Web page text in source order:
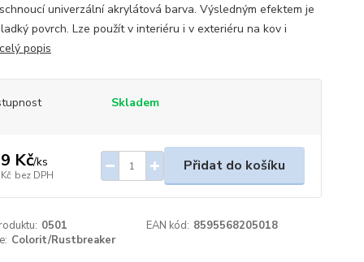
univerzální akrylátová barva. Výsledným efektem je
povrch. Lze použít v interiéru i v exteriéru na kov i
popis
Skladem
Kč/ks
bez DPH
Přidat do košíku
0501 EAN kód: 8595568205018
Colorit/Rustbreaker